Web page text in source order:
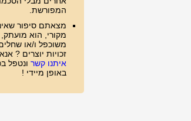
המפורשת.
מצאתם סיפור
מקורי, הוא מועתק,
משוכפל ו/או
זכויות יוצרים ? אנא
איתנו קשר ונטפל
באופן מיידי !